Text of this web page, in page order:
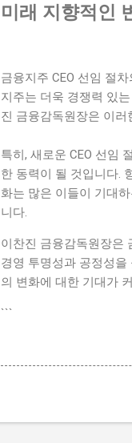
미래 지향적인
금융지주 CEO 선임 절
지주는 더욱 경쟁력 있
진 금융감독원장은 이
특히, 새로운 CEO 선임
한 동력이 될 것입니다.
화는 많은 이들이 기대
니다.
이찬진 금융감독원장은
경영 투명성과 공정성
의 변화에 대한 기대가
```